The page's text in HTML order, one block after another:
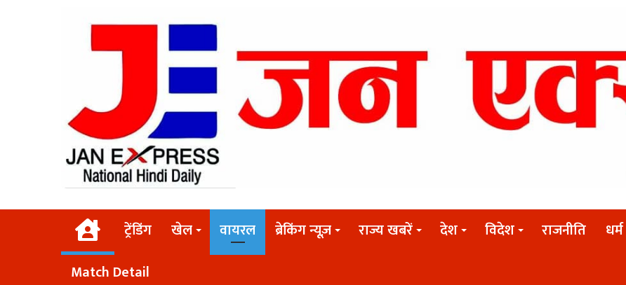
Homeट्रेंडिंग खेल वायरल ब्रेकिंग न्यूज़ राज्य खबरें देश विदेश राजनीति धर्म
Match Detail